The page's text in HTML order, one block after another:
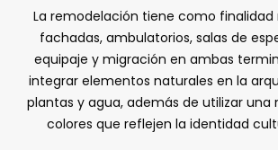
La remodelación tiene como finalidad
fachadas, ambulatorios, salas de
equipaje y migración en ambas
integrar elementos naturales en la
plantas y agua, además de utilizar una
colores que reflejen la identidad